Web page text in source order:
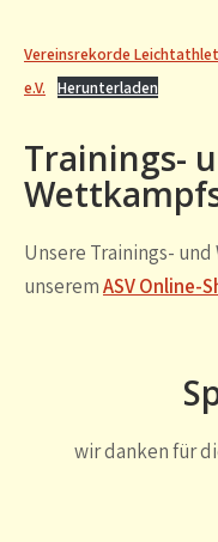
Vereinsrekorde
e.V.
Herunterladen
Trainings-
Unsere Trainings-
unseremASV Online-
wir danken für